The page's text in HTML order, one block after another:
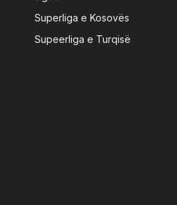
Superliga e Kosovës
Supeerliga e Turqisë